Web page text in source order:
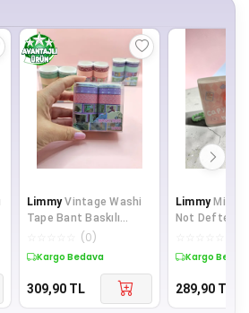
Limmy Vintage Washi
Tape Bant Baskılı
Yapışkanlı Maskeleme
(0)
Kargo Bedava
309,90 TL
Limmy Mini
Not Defteri
Kargo
289,90 TL